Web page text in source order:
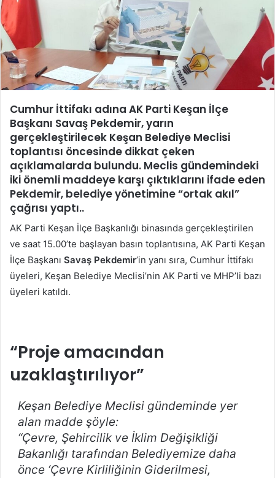
Cumhur İttifakı adına AK Parti Keşan İlçe
Başkanı Savaş Pekdemir, yarın
gerçekleştirilecek Keşan Belediye Meclisi
toplantısı öncesinde dikkat çeken
açıklamalarda bulundu. Meclis gündemindeki
iki önemli maddeye karşı çıktıklarını ifade eden
Pekdemir, belediye yönetimine“ortak akıl”
çağrısı yaptı..
AK Parti Keşan İlçe Başkanlığı binasında gerçekleştirilen
ve saat 15.00’te başlayan basın toplantısına, AK Parti Keşan
İlçe Başkanı Savaş Pekdemir’in yanı sıra, Cumhur İttifakı
üyeleri, Keşan Belediye Meclisi’nin AK Parti ve MHP’li bazı
üyeleri katıldı.
“Proje amacından
uzaklaştırılıyor”
Keşan Belediye Meclisi gündeminde yer
alan madde şöyle:
“Çevre, Şehircilik ve İklim Değişikliği
Bakanlığı tarafından Belediyemize daha
önce ‘Çevre Kirliliğinin Giderilmesi,